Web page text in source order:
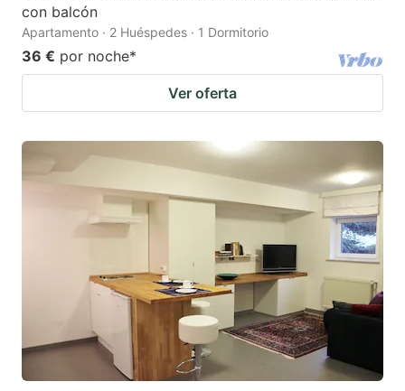
con balcón
Apartamento · 2 Huéspedes · 1 Dormitorio
36 € por noche*
Ver oferta